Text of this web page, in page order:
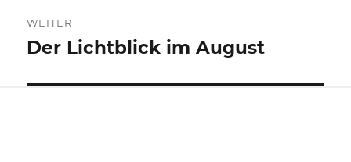
WEITER
Nächster
Der Lichtblick im August